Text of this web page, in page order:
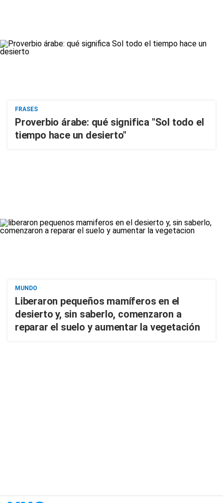
FRASES
Proverbio árabe: qué significa "Sol todo el
tiempo hace un desierto"
MUNDO
Liberaron pequeños mamíferos en el
desierto y, sin saberlo, comenzaron a
reparar el suelo y aumentar la vegetación